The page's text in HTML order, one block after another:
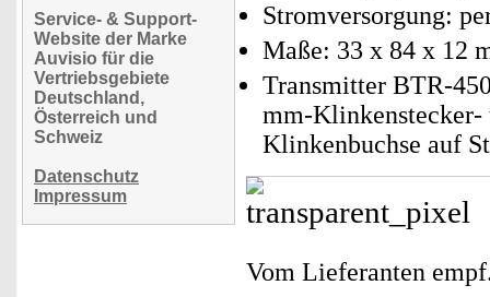
Service- & Support-
Website der Marke
Auvisio für die
Vertriebsgebiete
Deutschland,
Österreich und
Schweiz
Datenschutz
Impressum
Stromversorgung:
Maße: 33 x 84 x 12
Transmitter BTR-
mm-
Klinkenbuchse auf
Vom Lieferanten